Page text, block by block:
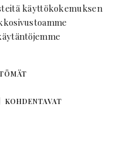
käyttökokemuksen
KOHDENTAVAT